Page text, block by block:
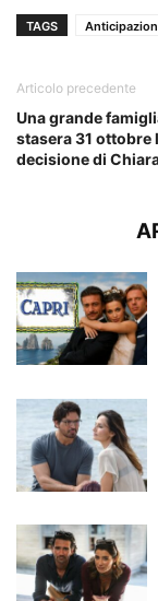
TAGS
Articolo precedente
Una grande
stasera 31 ottobre
decisione di